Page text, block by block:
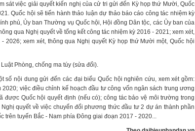
sát việc giải quyết kiến nghị của cử tri gửi đến Kỳ họp thứ Mười, Quốc
Quốc hội sẽ tiến hành thảo luận dự thảo báo cáo công tác nhiệm kỳ
phủ, Ủy ban Thường vụ Quốc hội, Hội đồng Dân tộc, các Ủy ban của
qua Nghị quyết về tổng kết công tác nhiệm kỳ 2016 - 2021; xem xét,
xem xét, thông qua Nghị quyết Kỳ họp thứ Mười một, Quốc hội
Phòng, chống ma túy (sửa đổi).
số nội dung gửi đến các đại biểu Quốc hội nghiên cứu, xem xét gồm:
việc điều chỉnh kế hoạch đầu tư công vốn ngân sách trung ương
Quốc hội quyết định (nếu có); công tác bảo vệ môi trường trong
quyết về việc chuyển đổi phương thức đầu tư 2 dự án thành phần
trên tuyến Bắc - Nam phía Đông giai đoạn 2017 - 2020...